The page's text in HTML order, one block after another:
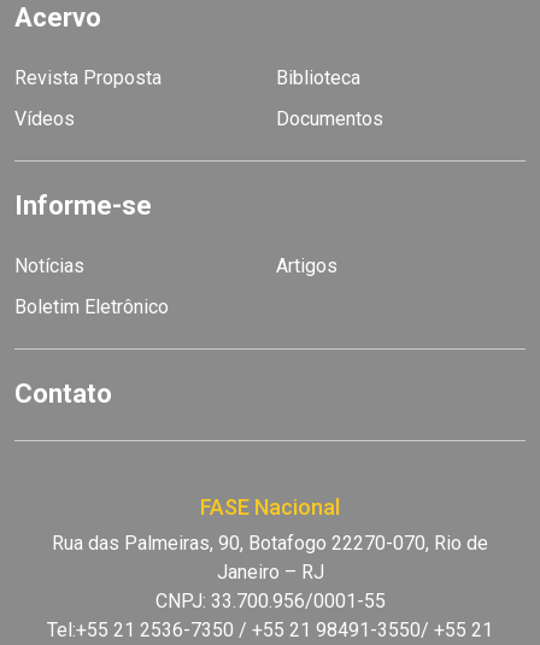
Acervo
Revista Proposta
Biblioteca
Vídeos
Documentos
Informe-se
Notícias
Artigos
Boletim Eletrônico
Contato
FASE Nacional
Rua das Palmeiras, 90, Botafogo 22270-070, Rio de
Janeiro – RJ
CNPJ: 33.700.956/0001-55
Tel:+55 21 2536-7350 / +55 21 98491-3550/ +55 21